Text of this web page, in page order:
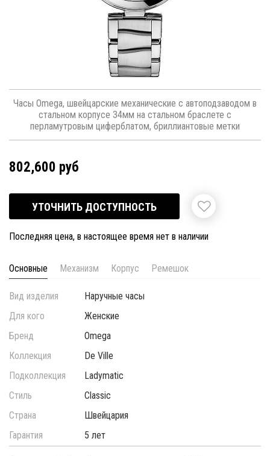
Часы Omega, швейцарские механические с автоподзаводом в
стальном корпусе 34мм на стальном браслете с
перламутровым циферблатом, бриллиантовые метки
802,600 руб
УТОЧНИТЬ ДОСТУПНОСТЬ
Последняя цена, в настоящее время нет в наличии
Основные Механизм Корпус Ремешок
Вид изделия
Наручные часы
Для кого
Женские
Бренд
Omega
Коллекция
De Ville
Подколлекция
Ladymatic
Стиль
Classic
Страна
Швейцария
Гарантия
5 лет